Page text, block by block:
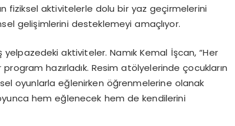
fiziksel aktivitelerle dolu bir yaz geçirmelerini
gelişimlerini desteklemeyi amaçlıyor.
aktiviteler. Namık Kemal İşcan, “Her
hazırladık. Resim atölyelerinde çocukların
oyunlarla eğlenirken öğrenmelerine olanak
hem eğlenecek hem de kendilerini